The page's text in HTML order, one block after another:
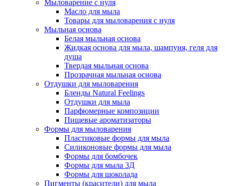
Мыловарение с нуля
Масло для мыла
Товары для мыловарения с нуля
Мыльная основа
Белая мыльная основа
Жидкая основа для мыла, шампуня, геля для
душа
Твердая мыльная основа
Прозрачная мыльная основа
Отдушки для мыловарения
Бленды Natural Feelings
Отдушки для мыла
Парфюмерные композиции
Пищевые ароматизаторы
Формы для мыловарения
Пластиковые формы для мыла
Силиконовые формы для мыла
Формы для бомбочек
Формы для мыла 3Д
Формы для шоколада
Пигменты (красители) для мыла